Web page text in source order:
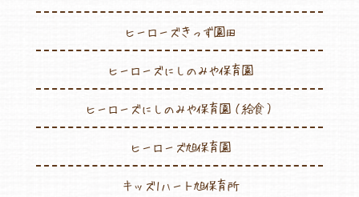
ヒーローズきっず園田
ヒーローズにしのみや保育園
ヒーローズにしのみや保育園（給食）
ヒーローズ旭保育園
キッズ1ハート旭保育所